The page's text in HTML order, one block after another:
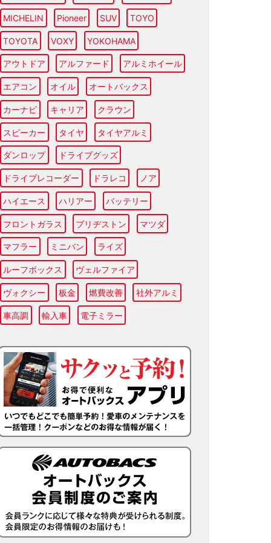
MICHELIN Pioneer SUV TOYO
TOYOTA VOXY YOKOHAMA
アウトドア アルファード アルミホイール
エアコン オイル オートバックス
カーナビ キャリア クラウン
スピーカー タイヤ タイヤアルミ
ダンロップ ドライブグッズ
ドライブレコーダー ドラレコ ノア
ハイエース ハリアー バッテリー
フロントガラス ブリヂストン マツダ
マフラー ミニバン ライズ
ルーフボックス ヴェルファイア
ヴォクシー 板金 燃費改善 社外アルミ
車高調 輸入車 電子ミラー